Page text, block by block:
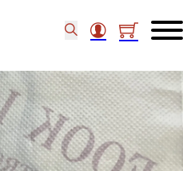
Tamiya Mass Damper Set (12C1) 15392